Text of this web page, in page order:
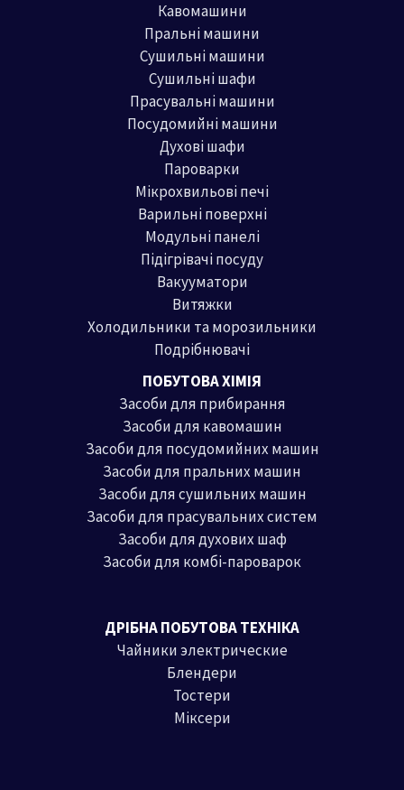
Кавомашини
Пральні машини
Сушильні машини
Сушильні шафи
Прасувальні машини
Посудомийні машини
Духові шафи
Пароварки
Мікрохвильові печі
Варильні поверхні
Модульні панелі
Підігрівачі посуду
Вакууматори
Витяжки
Холодильники та морозильники
Подрібнювачі
ПОБУТОВА ХІМІЯ
Засоби для прибирання
Засоби для кавомашин
Засоби для посудомийних машин
Засоби для пральних машин
Засоби для сушильних машин
Засоби для прасувальних систем
Засоби для духових шаф
Засоби для комбі-пароварок
ДРІБНА ПОБУТОВА ТЕХНІКА
Чайники электрические
Блендери
Тостери
Міксери